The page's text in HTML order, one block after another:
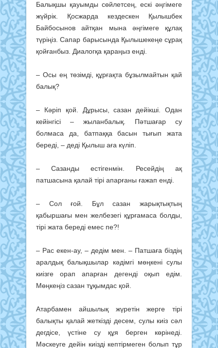
Балықшы қауымды сөйлетсең, ес­кі әңгімеге
жүйрік. Қосжарда кез­дескен Қылышбек
Байбосынов айт­қан мына әңгімеге құлақ
түріңіз. Са­пар барысында Қылышекеңе сұрақ
қой­ғанбыз. Диалогқа қараңыз енді.
– Осы ең төзімді, құрғақта бұзыл­майтын қай
балық?
– Кәріп қой. Дұрысы, сазан дейік­ші. Одан
кейінгісі – жыланбалық. Пәт­шағар су
болмаса да, батпаққа басын тығып жата
береді, – деді Қылыш аға күліп.
– Сазанды естігенмін. Ресейдің ақ
патшасына қалай тірі апарғаны ғажап енді.
– Сол ғой. Бұл сазан жарықтықтың
қабыршағы мен желбезегі құрғамаса болды,
тірі жата береді емес пе?!
– Рас екен-ау, – дедім мен. – Пат­шаға біздің
аралдық балықшылар кәдімгі мөңкені сулы
киізге орап апарған дегенді оқып едім.
Мөңкеңіз сазан тұқымдас қой.
Атарбамен ай­шылық жүретін жерге тірі
балықты қалай жеткізді десем, сулы киіз сәл
дегдісе, үстіне су құя берген көрінеді.
Мәскеуге дейін киізді кептірмеген болып тұр